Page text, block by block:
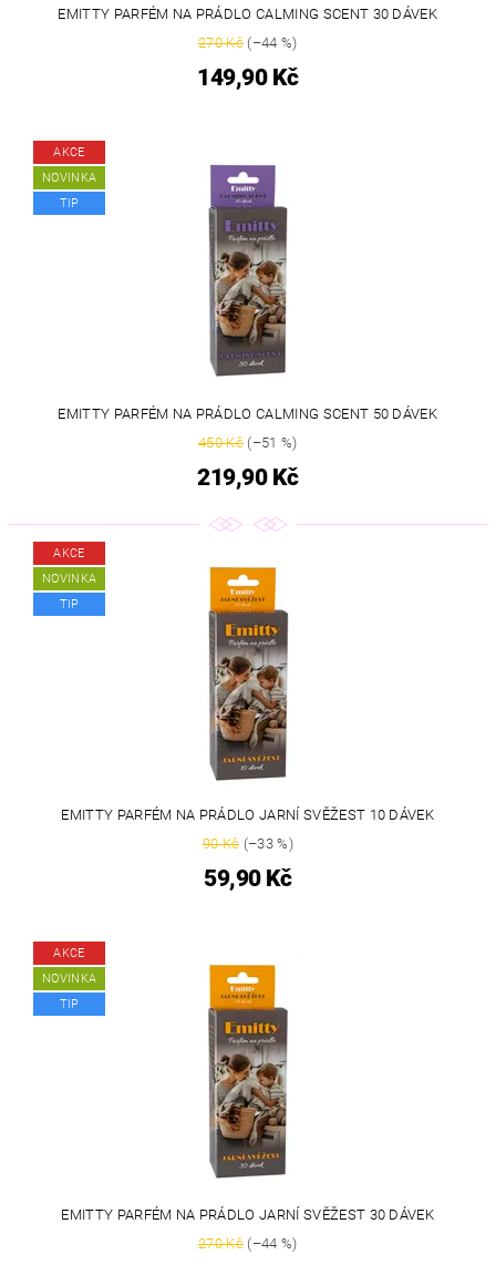
EMITTY PARFÉM NA PRÁDLO CALMING SCENT 30 DÁVEK
270 Kč(–44 %)
149,90 Kč
AKCE
NOVINKA
TIP
EMITTY PARFÉM NA PRÁDLO CALMING SCENT 50 DÁVEK
450 Kč(–51 %)
219,90 Kč
AKCE
NOVINKA
TIP
EMITTY PARFÉM NA PRÁDLO JARNÍ SVĚŽEST 10 DÁVEK
90 Kč(–33 %)
59,90 Kč
AKCE
NOVINKA
TIP
EMITTY PARFÉM NA PRÁDLO JARNÍ SVĚŽEST 30 DÁVEK
270 Kč(–44 %)